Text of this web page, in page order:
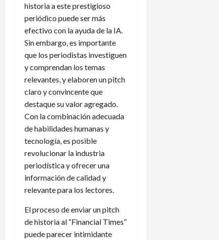
historia a este prestigioso
periódico puede ser más
efectivo con la ayuda de la IA.
Sin embargo, es importante
que los periodistas investiguen
y comprendan los temas
relevantes, y elaboren un pitch
claro y convincente que
destaque su valor agregado.
Con la combinación adecuada
de habilidades humanas y
tecnología, es posible
revolucionar la industria
periodística y ofrecer una
información de calidad y
relevante para los lectores.
El proceso de enviar un pitch
de historia al “Financial Times”
puede parecer intimidante